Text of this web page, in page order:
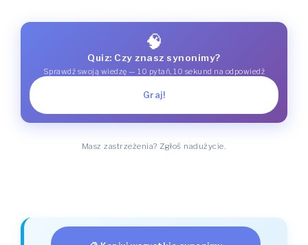
🧠
Quiz: Czy znasz synonimy?
Sprawdź swoją wiedzę — 10 pytań, 10 sekund na odpowiedź
Graj!
Masz zastrzeżenia? Zgłoś nadużycie.